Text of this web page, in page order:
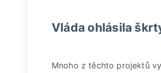
Vláda ohlásila
Mnoho z těchto projektů